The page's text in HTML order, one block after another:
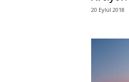
20 Eylül 2018